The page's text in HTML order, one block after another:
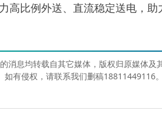
高比例外送、直流稳定送电，助
的消息均转载自其它媒体，版权归原媒体
有侵权，请联系我们删稿18811449116。